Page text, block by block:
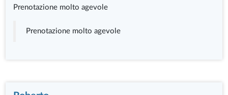
Prenotazione molto agevole
Prenotazione molto agevole